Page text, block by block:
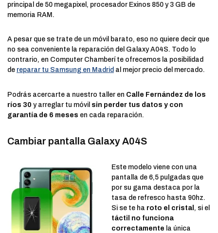
principal de 50 megapixel, procesador Exinos 850 y 3 GB de
memoria RAM.
A pesar que se trate de un móvil barato, eso no quiere decir que
no sea conveniente la reparación del Galaxy A04S. Todo lo
contrario, en Computer Chamberí te ofrecemos la posibilidad
de reparar tu Samsung en Madrid al mejor precio del mercado.
Podrás acercarte a nuestro taller en Calle Fernández de los
ríos 30 y arreglar tu móvil sin perder tus datos y con
garantía de 6 meses en cada reparación.
Cambiar pantalla Galaxy A04S
Este modelo viene con una
pantalla de 6,5 pulgadas que
por su gama destaca por la
tasa de refresco hasta 90hz.
Si se te ha roto el cristal , si el
táctil no funciona
correctamente la única